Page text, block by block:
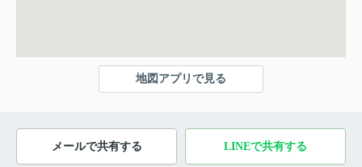
地図アプリで見る
メールで共有する LINEで共有する